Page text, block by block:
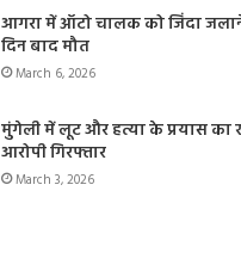
आगरा में ऑटो चालक को जिंदा
दिन बाद मौत
March 6, 2026
मुंगेली में लूट और हत्या के प्रयास का
आरोपी गिरफ्तार
March 3, 2026